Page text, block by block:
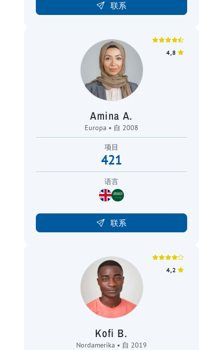
联系
4,8
Amina A.
Europa • 自 2008
项目
421
语言
联系
4,2
Kofi B.
Nordamerika • 自 2019